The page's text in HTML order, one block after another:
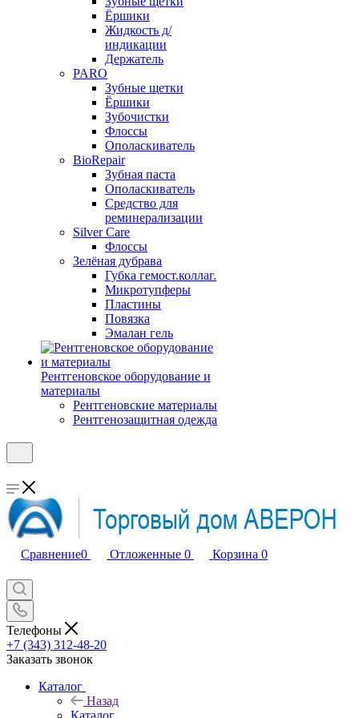
Ёршики
Жидкость д/
индикации
Держатель
PARO
Зубные щетки
Ёршики
Зубочистки
Флоссы
Ополаскиватель
BioRepair
Зубная паста
Ополаскиватель
Средство для
реминерализации
Silver Care
Флоссы
Зелёная дубрава
Губка гемост.коллаг.
Микротупферы
Пластины
Повязка
Эмалан гель
Рентгеновское оборудование и
материалы
Рентгеновские материалы
Рентгенозащитная одежда
Сравнение0 Отложенные 0 Корзина 0
Телефоны
+7 (343) 312-48-20
Заказать звонок
Каталог
Назад
Каталог